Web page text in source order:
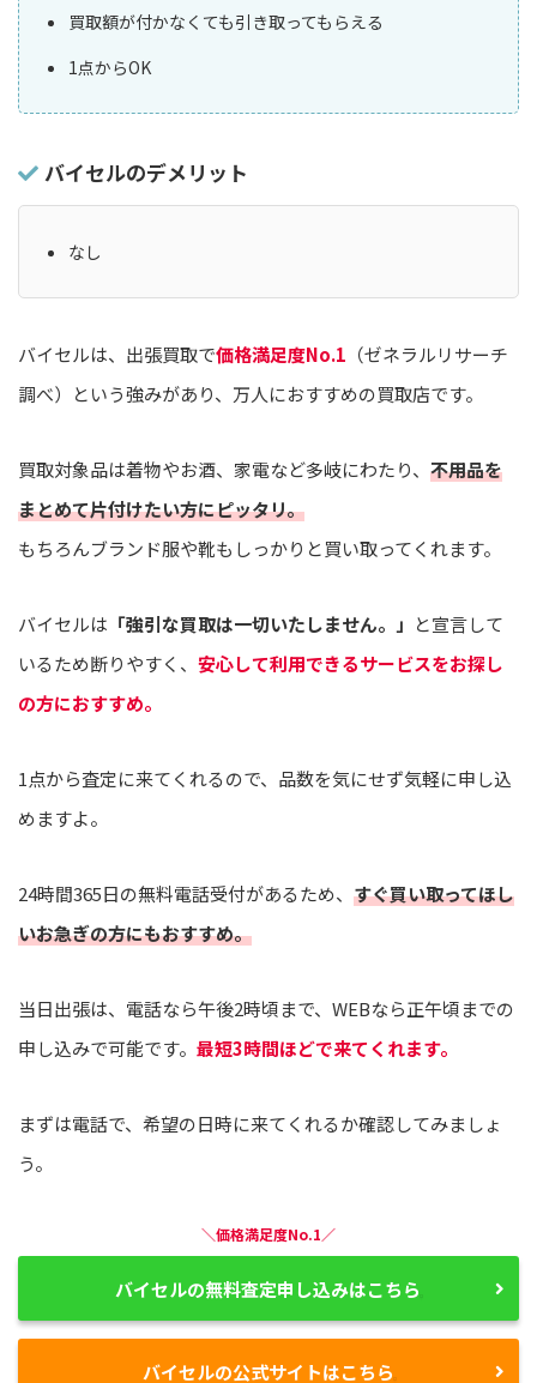
買取額が付かなくても引き取ってもらえる
1点からOK
バイセルのデメリット
なし
バイセルは、出張買取で価格満足度No.1 （ゼネラルリサーチ
調べ）という強みがあり、万人におすすめの買取店です。
買取対象品は着物やお酒、家電など多岐にわたり、 不用品を
まとめて片付けたい方にピッタリ。
もちろんブランド服や靴もしっかりと買い取ってくれます。
バイセルは 「強引な買取は一切いたしません。」 と宣言して
いるため断りやすく、 安心して利用できるサービスをお探し
の方におすすめ。
1点から査定に来てくれるので、品数を気にせず気軽に申し込
めますよ。
24時間365日の無料電話受付があるため、 すぐ買い取ってほし
いお急ぎの方にもおすすめ。
当日出張は、電話なら午後2時頃まで、WEBなら正午頃までの
申し込みで可能です。 最短3時間ほどで来てくれます。
まずは電話で、希望の日時に来てくれるか確認してみましょ
う。
＼価格満足度No.1／
バイセルの無料査定申し込みはこちら
バイセルの公式サイトはこちら